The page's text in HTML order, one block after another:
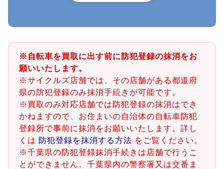
※自転車を買取に出す前に防犯登録の抹消をお
願いいたします。
※サイクルズ店舗では、その店舗がある都道府
県の防犯登録のみ抹消手続きが可能です。
※買取のみ対応店舗では防犯登録の抹消はでき
かねますので、お住まいの自治体の自転車防犯
登録所で事前に抹消をお願いいたします。詳し
くは 防犯登録を抹消する方法 をご覧ください。
※千葉県の防犯登録抹消手続きは店舗で行うこ
とができません。千葉県内の警察署又は交番ま